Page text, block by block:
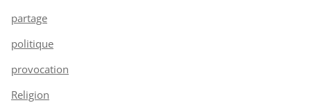
partage
politique
provocation
Religion